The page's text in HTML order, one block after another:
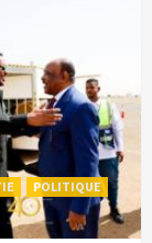
POLITIQUE